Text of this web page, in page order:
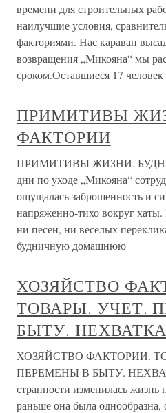
времени для строительных
наилучшие условия,
факториями. Нас караван
возвращения „Микояна“ мы
сроком.Оставшиеся 17
ПРИМИТИВЫ
ФАКТОРИИ
ПРИМИТИВЫ ЖИЗНИ.
дни по уходе „Микояна“
ощущалась заброшенность и
напряженно-тихо вокруг
ни песен, ни веселых
будничную домашнюю
ХОЗЯЙСТВО
ТОВАРЫ. УЧЕТ.
БЫТУ.
ХОЗЯЙСТВО ФАКТОРИИ.
ПЕРЕМЕНЫ В БЫТУ.
странности изменилась жизнь
раньше она была